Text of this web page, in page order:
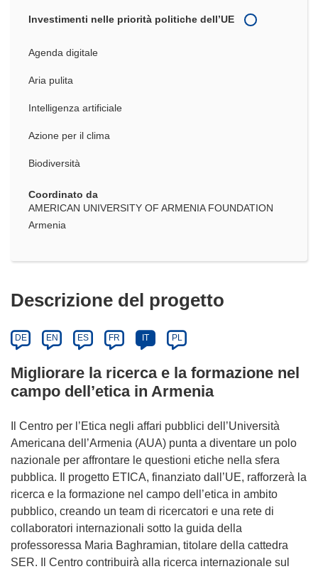
Investimenti nelle priorità politiche dell’UE
Agenda digitale
Aria pulita
Intelligenza artificiale
Azione per il clima
Biodiversità
Coordinato da
AMERICAN UNIVERSITY OF ARMENIA FOUNDATION
Armenia
Descrizione del progetto
DE EN ES FR IT PL
Migliorare la ricerca e la formazione nel
campo dell’etica in Armenia
Il Centro per l’Etica negli affari pubblici dell’Università
Americana dell’Armenia (AUA) punta a diventare un polo
nazionale per affrontare le questioni etiche nella sfera
pubblica. Il progetto ETICA, finanziato dall’UE, rafforzerà la
ricerca e la formazione nel campo dell’etica in ambito
pubblico, creando un team di ricercatori e una rete di
collaboratori internazionali sotto la guida della
professoressa Maria Baghramian, titolare della cattedra
SER. Il Centro contribuirà alla ricerca internazionale sul